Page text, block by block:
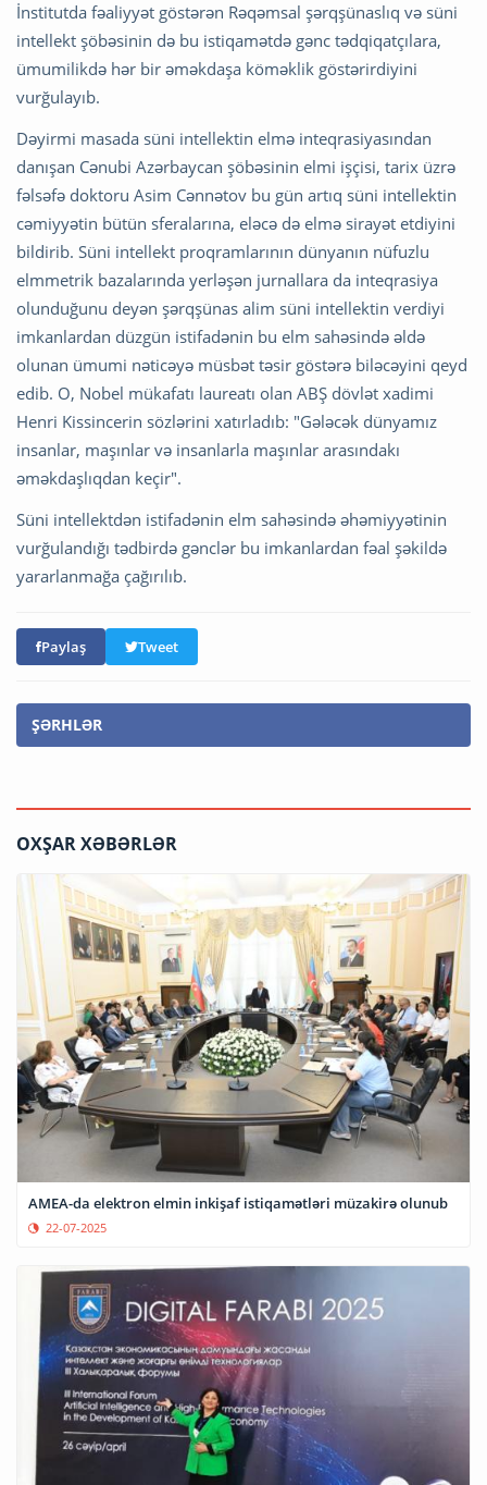
İnstitutda fəaliyyət göstərən Rəqəmsal şərqşünaslıq və süni
intellekt şöbəsinin də bu istiqamətdə gənc tədqiqatçılara,
ümumilikdə hər bir əməkdaşa köməklik göstərirdiyini
vurğulayıb.
Dəyirmi masada süni intellektin elmə inteqrasiyasından
danışan Cənubi Azərbaycan şöbəsinin elmi işçisi, tarix üzrə
fəlsəfə doktoru Asim Cənnətov bu gün artıq süni intellektin
cəmiyyətin bütün sferalarına, eləcə də elmə sirayət etdiyini
bildirib. Süni intellekt proqramlarının dünyanın nüfuzlu
elmmetrik bazalarında yerləşən jurnallara da inteqrasiya
olunduğunu deyən şərqşünas alim süni intellektin verdiyi
imkanlardan düzgün istifadənin bu elm sahəsində əldə
olunan ümumi nəticəyə müsbət təsir göstərə biləcəyini qeyd
edib. O, Nobel mükafatı laureatı olan ABŞ dövlət xadimi
Henri Kissincerin sözlərini xatırladıb: "Gələcək dünyamız
insanlar, maşınlar və insanlarla maşınlar arasındakı
əməkdaşlıqdan keçir".
Süni intellektdən istifadənin elm sahəsində əhəmiyyətinin
vurğulandığı tədbirdə gənclər bu imkanlardan fəal şəkildə
yararlanmağa çağırılıb.
Paylaş Tweet
ŞƏRHLƏR
OXŞAR XƏBƏRLƏR
AMEA-da elektron elmin inkişaf istiqamətləri müzakirə olunub
22-07-2025